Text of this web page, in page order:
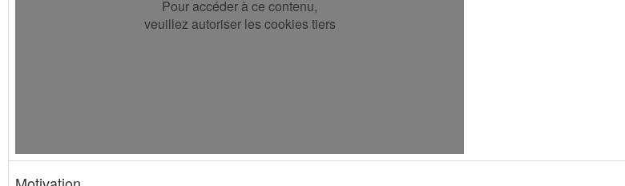
Pour accéder à ce contenu,
veuillez autoriser les cookies tiers